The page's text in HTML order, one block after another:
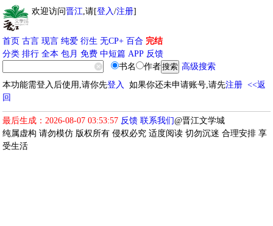
欢迎访问晋江,请[登入/注册]
首页 古言 现言 纯爱 衍生 无CP+ 百合 完结
分类 排行 全本 包月 免费 中短篇 APP 反馈
书名
作者
高级搜索
本功能需登入后使用,请你先登入 如果你还未申请账号,请先注册 <<返
回
最后生成：2026-08-07 03:53:57 反馈 联系我们@晋江文学城
纯属虚构 请勿模仿 版权所有 侵权必究 适度阅读 切勿沉迷 合理安排 享
受生活